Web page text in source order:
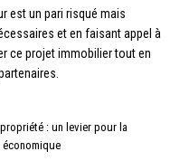
est un pari risqué mais
et en faisant appel à
ce projet immobilier tout en
: un levier pour la